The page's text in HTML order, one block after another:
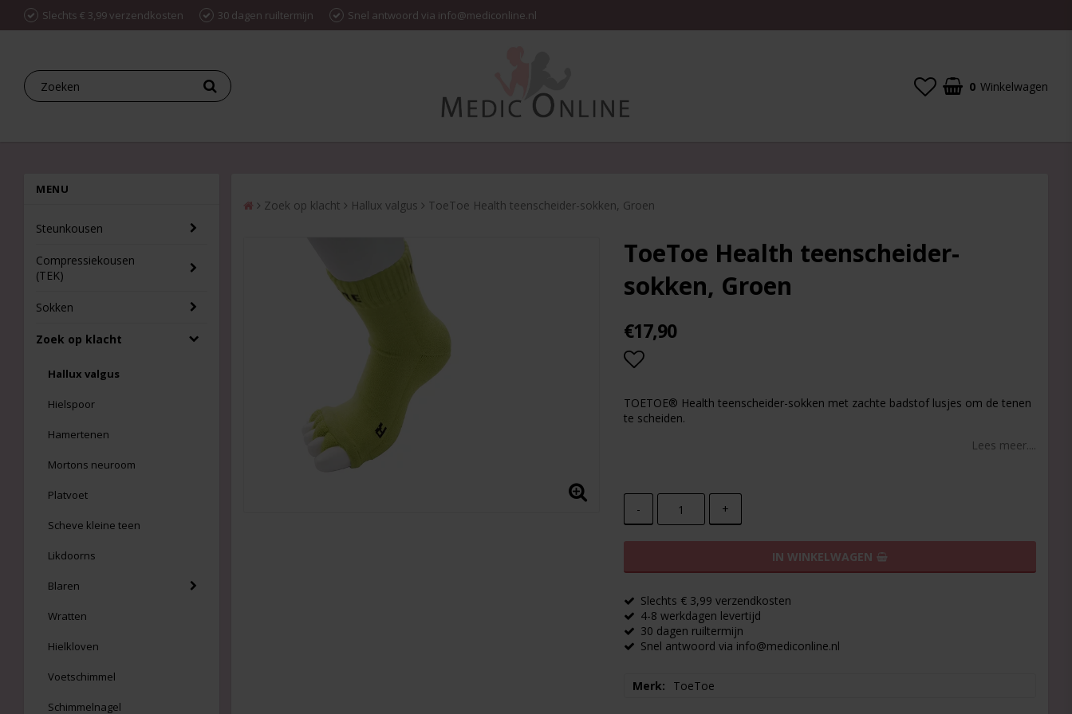
Slechts € 3,99 verzendkosten 30 dagen ruiltermijn Snel antwoord via info@mediconline.nl
0 Winkelwagen
MENU
Steunkousen
Compressiekousen
(TEK)
Sokken
Zoek op klacht
Hallux valgus
Hielspoor
Hamertenen
Mortons neuroom
Platvoet
Scheve kleine teen
Likdoorns
Blaren
Wratten
Hielkloven
Voetschimmel
Schimmelnagel
Zoek op klacht Hallux valgus ToeToe Health teenscheider-sokken, Groen
ToeToe Health teenscheider-
sokken, Groen
€17,90
TOETOE® Health teenscheider-sokken met zachte badstof lusjes om de tenen
te scheiden.
Lees meer....
- +
IN WINKELWAGEN
Slechts € 3,99 verzendkosten
4-8 werkdagen levertijd
30 dagen ruiltermijn
Snel antwoord via info@mediconline.nl
Merk ToeToe